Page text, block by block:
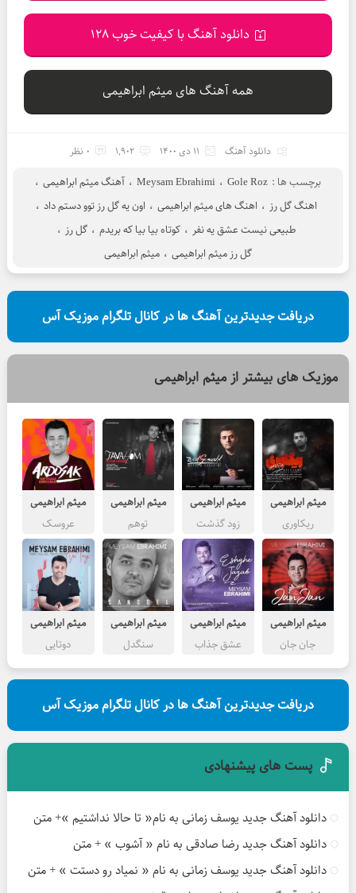
دانلود آهنگ با کیفیت خوب 128
همه آهنگ های میثم ابراهیمی
دانلود آهنگ 11 دی 1400 1,902 0 نظر
برچسب ها : Gole Roz ، Meysam Ebrahimi ، آهنگ میثم ابراهیمی ،
اهنگ گل رز ، اهنگ های میثم ابراهیمی ، اون یه گل رز توو دستم داد ،
طبیعی نیست عشق یه نفر ، کوتاه بیا بیا که بریدم ، گل رز ،
گل رز میثم ابراهیمی ، میثم ابراهیمی
دریافت جدیدترین آهنگ ها در کانال تلگرام موزیک آس
موزیک های بیشتر ازمیثم ابراهیمی
میثم ابراهیمی
ریکاوری
میثم ابراهیمی
زود گذشت
میثم ابراهیمی
توهم
میثم ابراهیمی
عروسک
میثم ابراهیمی
جان جان
میثم ابراهیمی
عشق جذاب
میثم ابراهیمی
سنگدل
میثم ابراهیمی
دوتایی
دریافت جدیدترین آهنگ ها در کانال تلگرام موزیک آس
پست های پیشنهادی
دانلود آهنگ جدید یوسف زمانی به نام« تا حالا نداشتیم »+ متن
دانلود آهنگ جدید رضا صادقی به نام « آشوب » + متن
دانلود آهنگ جدید یوسف زمانی به نام « نمیاد رو دستت » + متن